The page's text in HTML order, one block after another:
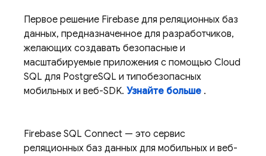
Первое решение Firebase для реляционных баз
данных, предназначенное для разработчиков,
желающих создавать безопасные и
масштабируемые приложения с помощью Cloud
SQL для PostgreSQL и типобезопасных
мобильных и веб-SDK. Узнайте больше .
Firebase SQL Connect — это сервис
реляционных баз данных для мобильных и веб-